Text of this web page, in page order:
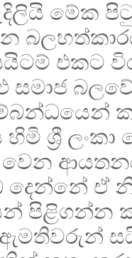
මේක
එකට
සමාජ
ශ්‍රී ලංකා
වෙන
දෙන්නේ ඒ
පිළිගන්න